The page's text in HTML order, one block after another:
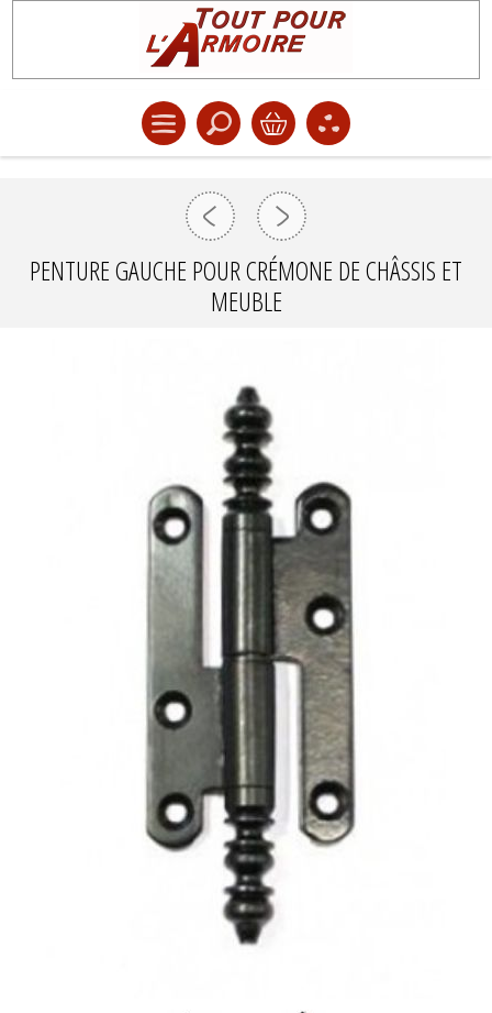
PENTURE GAUCHE POUR CRÉMONE DE CHÂSSIS ET
MEUBLE